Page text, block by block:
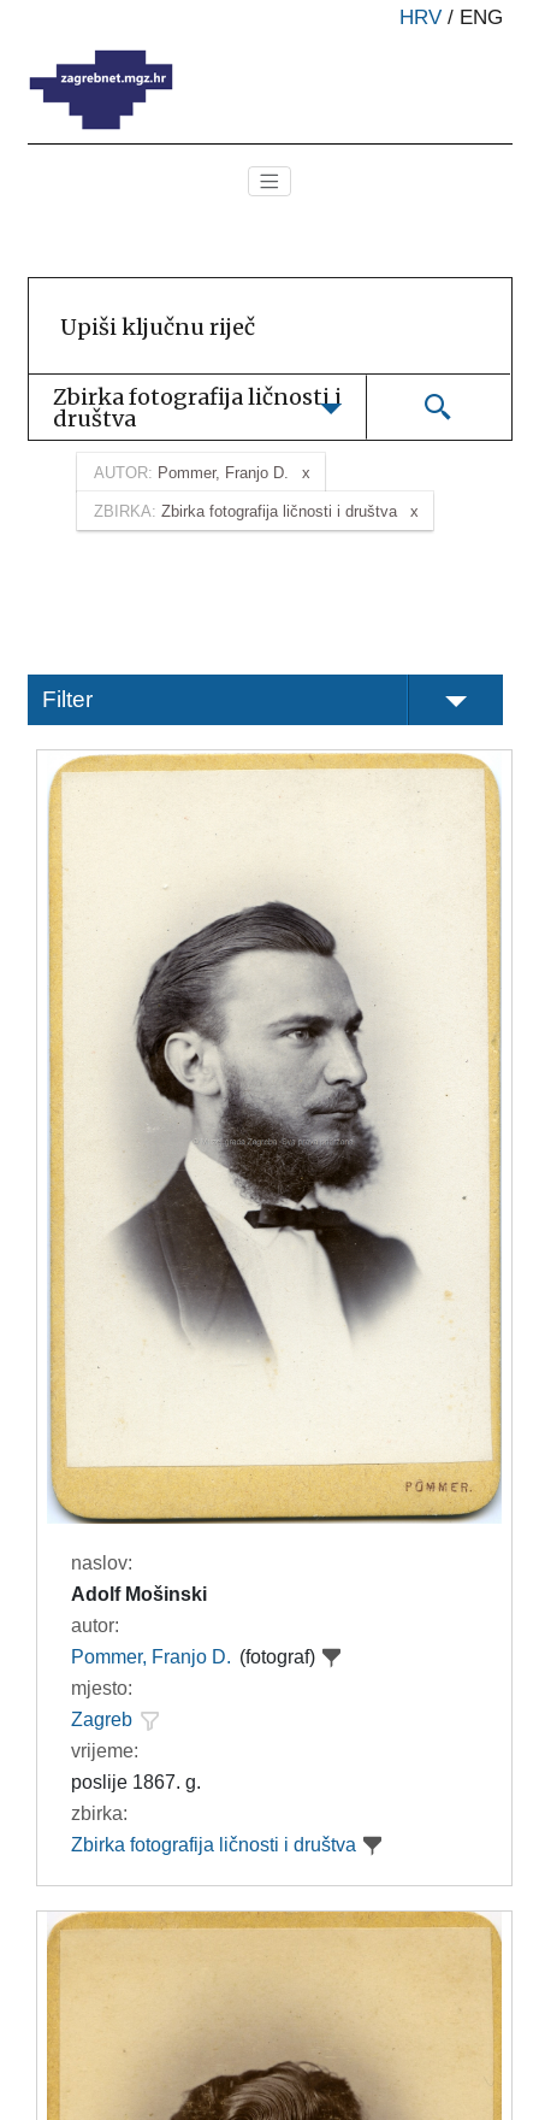
HRV / ENG
Zbirka fotografija ličnosti i
društva
AUTOR: Pommer, Franjo D.
ZBIRKA: Zbirka fotografija ličnosti i društva
Filter
naslov:
Adolf Mošinski
autor:
Pommer, Franjo D. (fotograf)
mjesto:
Zagreb
vrijeme:
poslije 1867. g.
zbirka:
Zbirka fotografija ličnosti i društva